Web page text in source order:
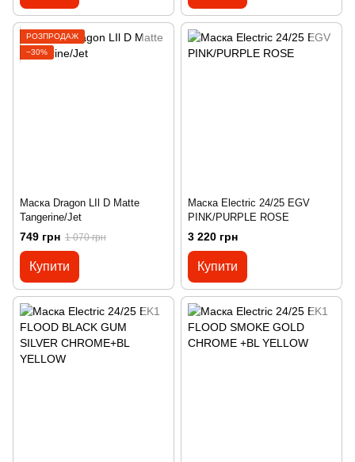
РОЗПРОДАЖ
−30%
Маска Dragon LIl D Matte
Tangerine/Jet
749 грн 1 070 грн
Купити
Маска Electric 24/25 EGV
PINK/PURPLE ROSE
3 220 грн
Купити